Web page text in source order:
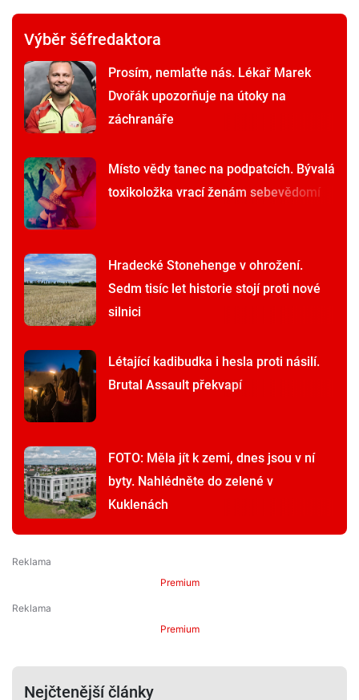
Výběr šéfredaktora
Prosím, nemlaťte nás. Lékař Marek
Dvořák upozorňuje na útoky na
záchranáře
Místo vědy tanec na podpatcích. Bývalá
toxikoložka vrací ženám sebevědomí
Hradecké Stonehenge v ohrožení.
Sedm tisíc let historie stojí proti nové
silnici
Létající kadibudka i hesla proti násilí.
Brutal Assault překvapí
FOTO: Měla jít k zemi, dnes jsou v ní
byty. Nahlédněte do zelené v
Kuklenách
Premium
Premium
Nejčtenější články